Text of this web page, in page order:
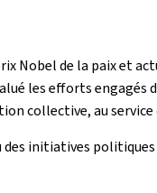
Nobel de la paix et
les efforts
collective, au
initiatives